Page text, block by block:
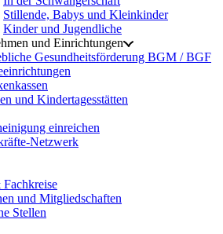
Stillende, Babys und Kleinkinder
Kinder und Jugendliche
und Einrichtungen
Gesundheitsförderung BGM / BGF
und Kindertagesstätten
einreichen
Netzwerk
und Mitgliedschaften
Stellen